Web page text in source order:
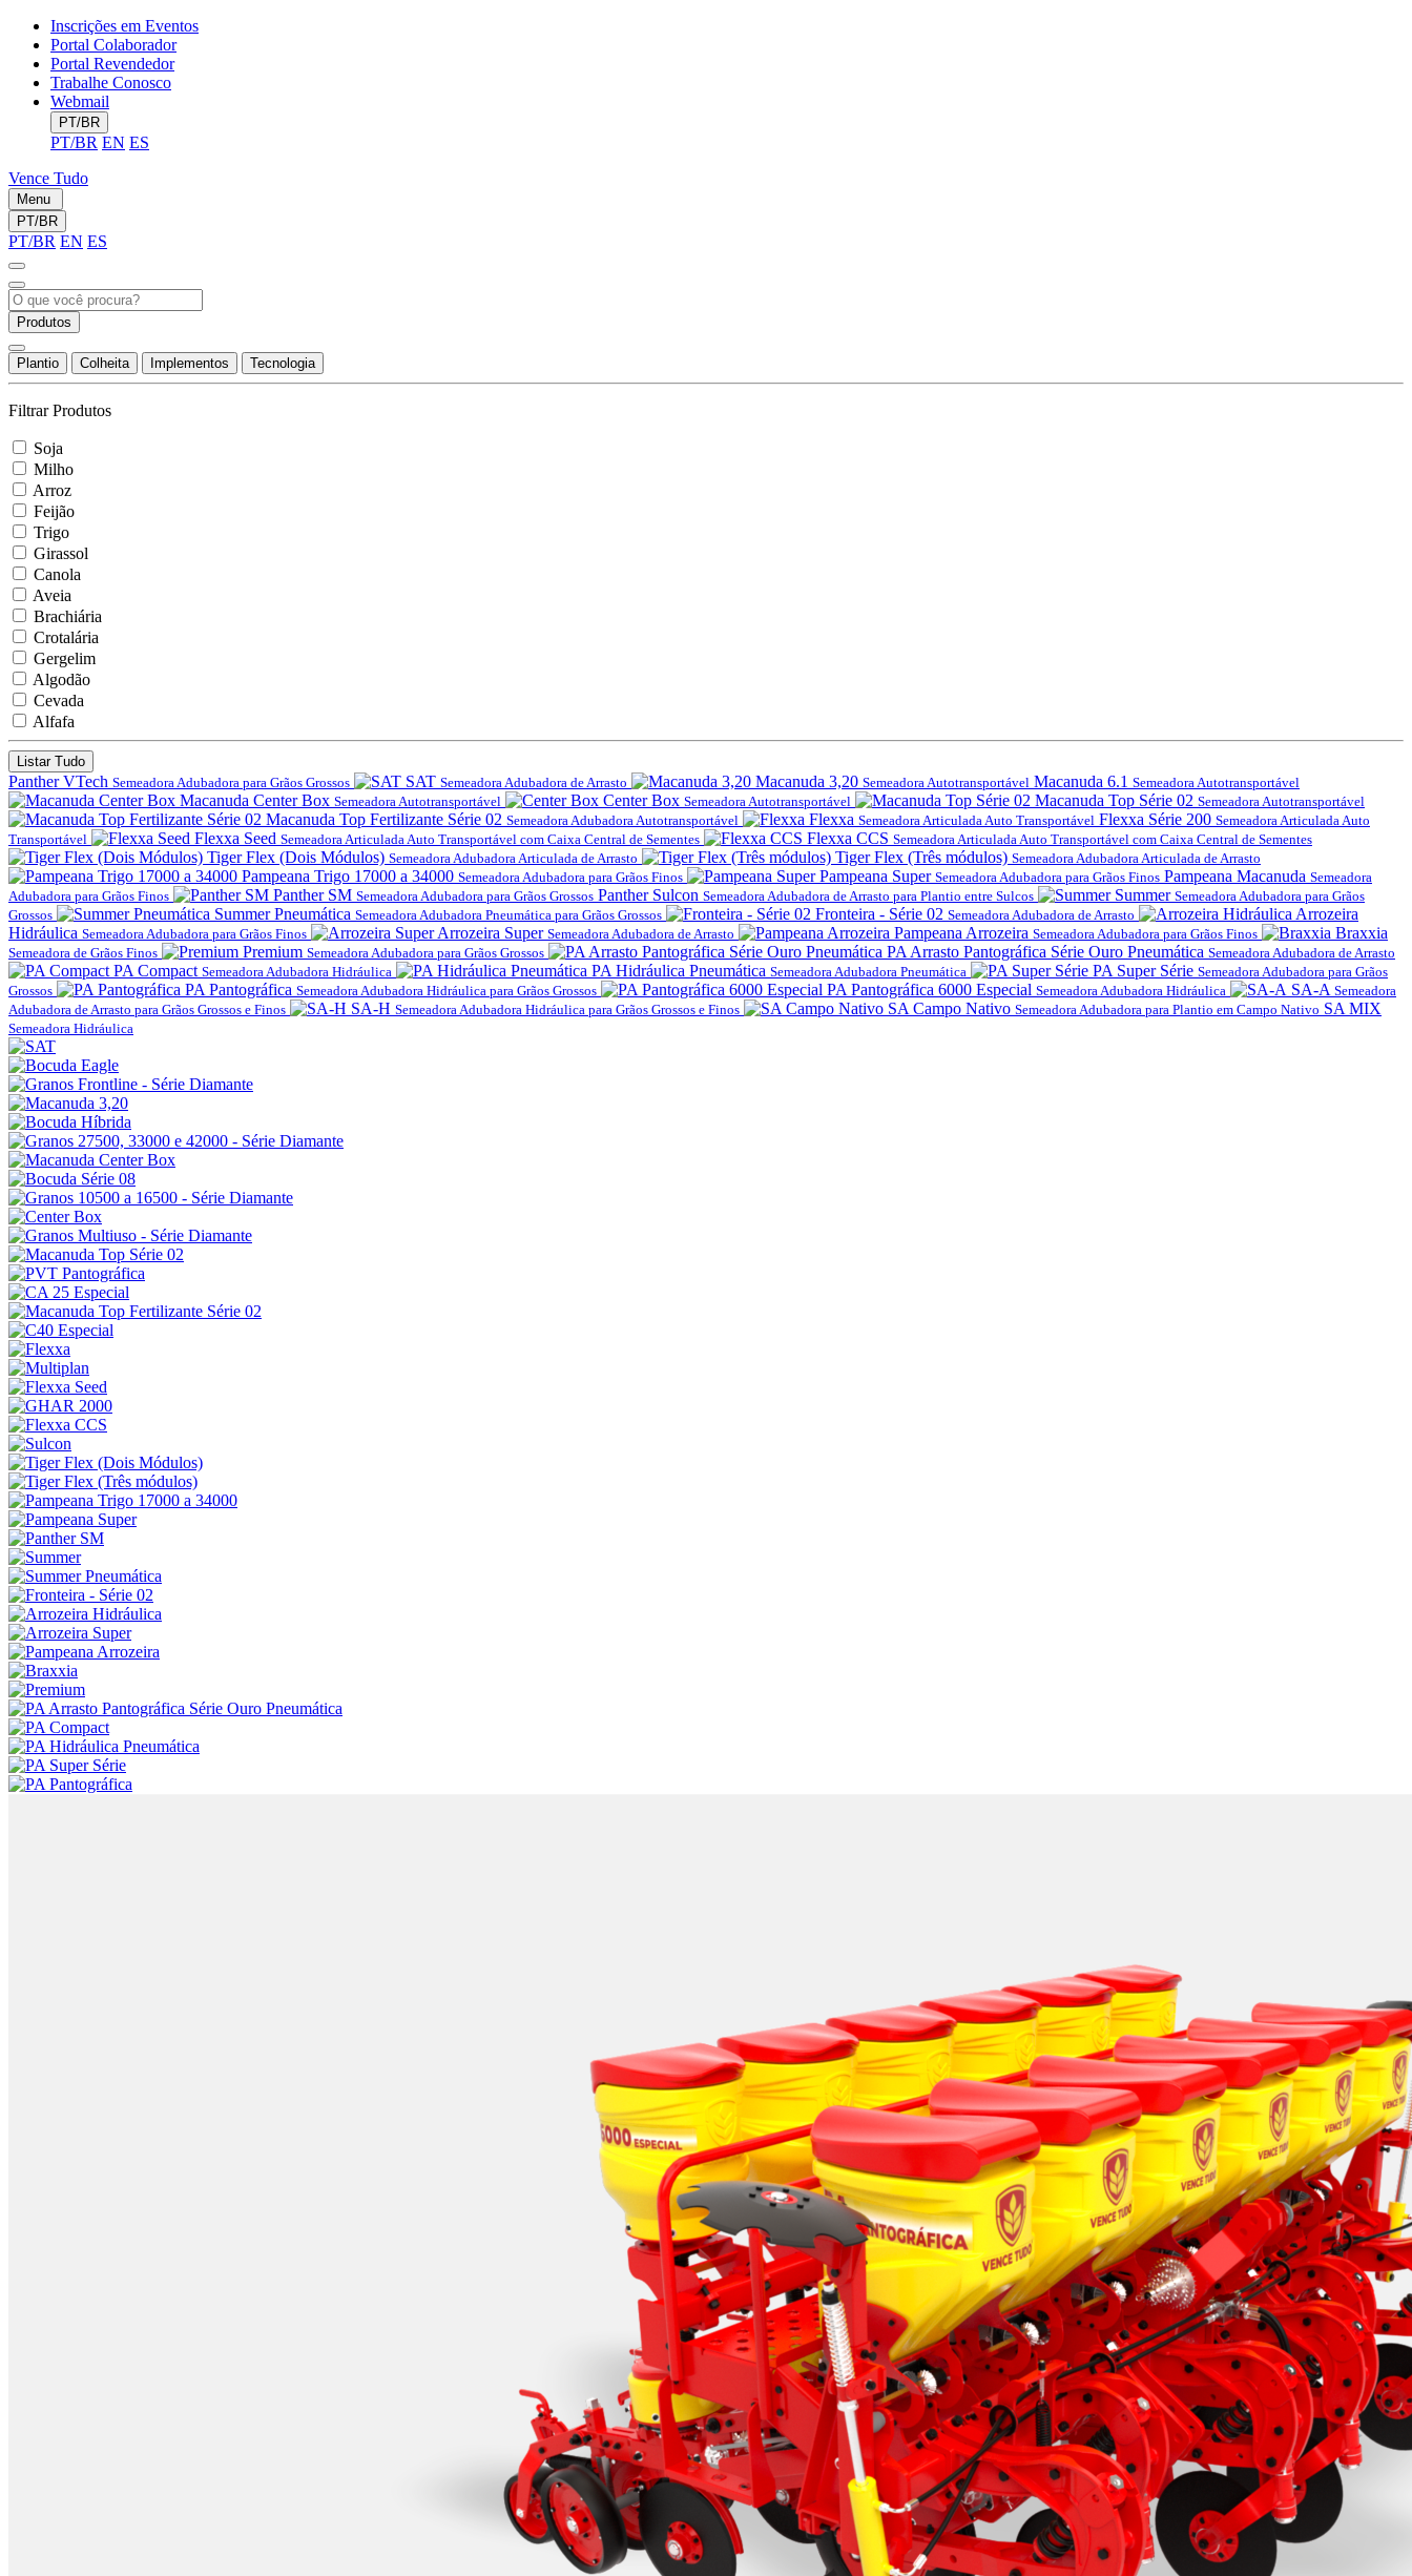
Inscrições em Eventos
Portal Colaborador
Portal Revendedor
Trabalhe Conosco
Webmail
PT/BR
PT/BR EN ES
Vence Tudo
Menu
PT/BR
PT/BR EN ES
Produtos
Plantio Colheita Implementos Tecnologia
Filtrar Produtos
Soja
Milho
Arroz
Feijão
Trigo
Girassol
Canola
Aveia
Brachiária
Crotalária
Gergelim
Algodão
Cevada
Alfafa
Listar Tudo
Panther VTech Semeadora Adubadora para Grãos Grossos SAT Semeadora Adubadora de Arrasto Macanuda 3,20 Semeadora Autotransportável Macanuda 6.1 Semeadora Autotransportável
Macanuda Center Box Semeadora Autotransportável Center Box Semeadora Autotransportável Macanuda Top Série 02 Semeadora Autotransportável
Macanuda Top Fertilizante Série 02 Semeadora Adubadora Autotransportável Flexxa Semeadora Articulada Auto Transportável Flexxa Série 200 Semeadora Articulada Auto
Transportável
Flexxa Seed Semeadora Articulada Auto Transportável com Caixa Central de Sementes Flexxa CCS Semeadora Articulada Auto Transportável com Caixa Central de Sementes
Tiger Flex (Dois Módulos) Semeadora Adubadora Articulada de Arrasto Tiger Flex (Três módulos) Semeadora Adubadora Articulada de Arrasto
Pampeana Trigo 17000 a 34000 Semeadora Adubadora para Grãos Finos Pampeana Super Semeadora Adubadora para Grãos Finos Pampeana Macanuda Semeadora
Adubadora para Grãos Finos
Panther SM Semeadora Adubadora para Grãos Grossos Panther Sulcon Semeadora Adubadora de Arrasto para Plantio entre Sulcos Summer Semeadora Adubadora para Grãos
Grossos
Summer Pneumática Semeadora Adubadora Pneumática para Grãos Grossos Fronteira - Série 02 Semeadora Adubadora de Arrasto
Arrozeira
Hidráulica Semeadora Adubadora para Grãos Finos Arrozeira Super Semeadora Adubadora de Arrasto Pampeana Arrozeira Semeadora Adubadora para Grãos Finos Braxxia
Semeadora de Grãos Finos Premium Semeadora Adubadora para Grãos Grossos PA Arrasto Pantográfica Série Ouro Pneumática Semeadora Adubadora de Arrasto
PA Compact Semeadora Adubadora Hidráulica PA Hidráulica Pneumática Semeadora Adubadora Pneumática PA Super Série Semeadora Adubadora para Grãos
Grossos
PA Pantográfica Semeadora Adubadora Hidráulica para Grãos Grossos PA Pantográfica 6000 Especial Semeadora Adubadora Hidráulica SA-A Semeadora
Adubadora de Arrasto para Grãos Grossos e Finos
SA-H Semeadora Adubadora Hidráulica para Grãos Grossos e Finos SA Campo Nativo Semeadora Adubadora para Plantio em Campo Nativo SA MIX
Semeadora Hidráulica